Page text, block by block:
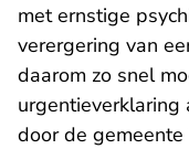
met ernstige
verergering van
daarom zo snel
urgentieverklaring
door de